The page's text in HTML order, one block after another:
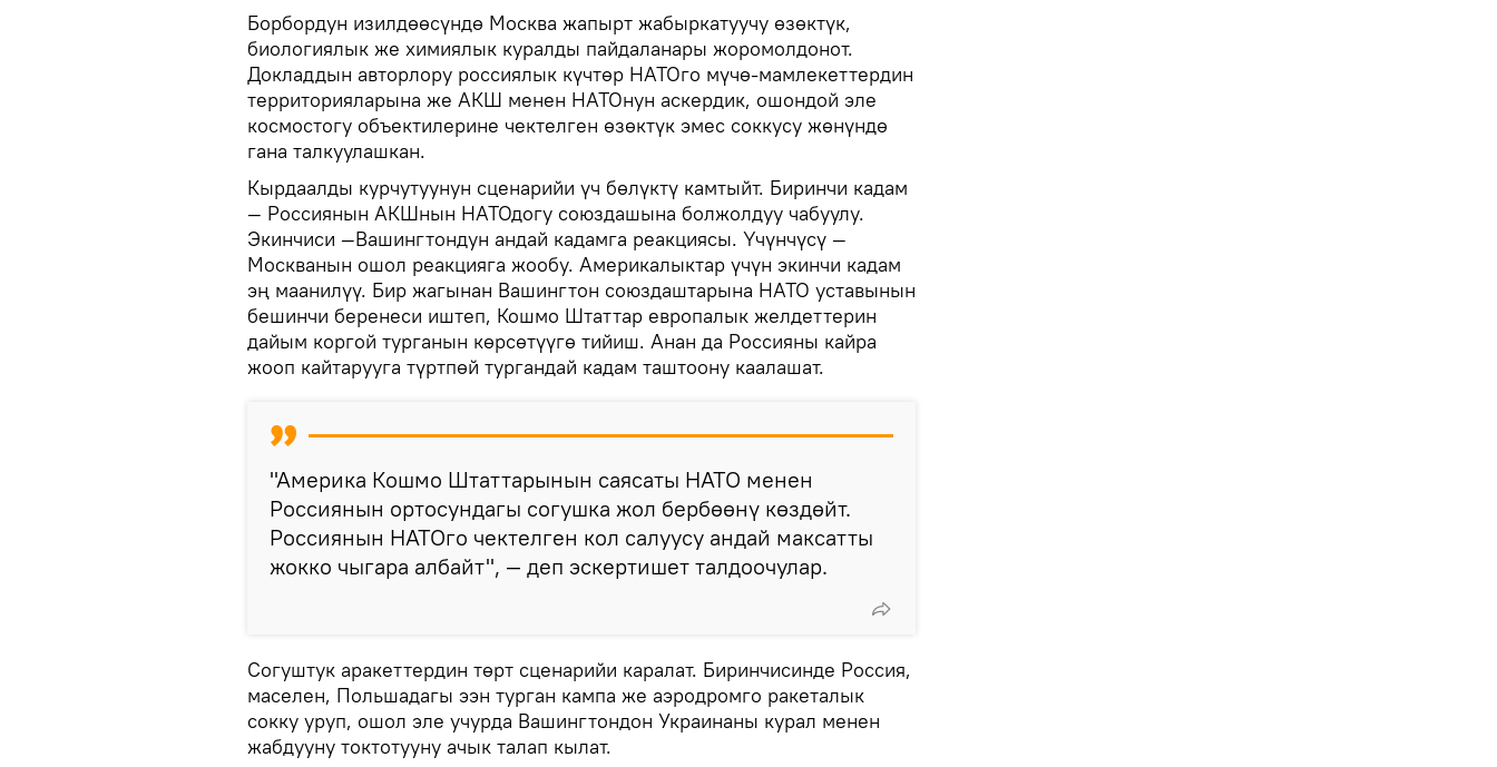
Борбордун изилдөөсүндө Москва жапырт жабыркатуучу өзөктүк,
биологиялык же химиялык куралды пайдаланары жоромолдонот.
Докладдын авторлору россиялык күчтөр НАТОго мүчө-мамлекеттердин
территорияларына же АКШ менен НАТОнун аскердик, ошондой эле
космостогу объектилерине чектелген өзөктүк эмес соккусу жөнүндө
гана талкуулашкан.
Кырдаалды курчутуунун сценарийи үч бөлүктү камтыйт. Биринчи кадам
— Россиянын АКШнын НАТОдогу союздашына болжолдуу чабуулу.
Экинчиси —Вашингтондун андай кадамга реакциясы. Үчүнчүсү —
Москванын ошол реакцияга жообу. Америкалыктар үчүн экинчи кадам
эң маанилүү. Бир жагынан Вашингтон союздаштарына НАТО уставынын
бешинчи беренеси иштеп, Кошмо Штаттар европалык желдеттерин
дайым коргой турганын көрсөтүүгө тийиш. Анан да Россияны кайра
жооп кайтарууга түртпөй тургандай кадам таштоону каалашат.
"Америка Кошмо Штаттарынын саясаты НАТО менен
Россиянын ортосундагы согушка жол бербөөнү көздөйт.
Россиянын НАТОго чектелген кол салуусу андай максатты
жокко чыгара албайт", — деп эскертишет талдоочулар.
Согуштук аракеттердин төрт сценарийи каралат. Биринчисинде Россия,
маселен, Польшадагы ээн турган кампа же аэродромго ракеталык
сокку уруп, ошол эле учурда Вашингтондон Украинаны курал менен
жабдууну токтотууну ачык талап кылат.